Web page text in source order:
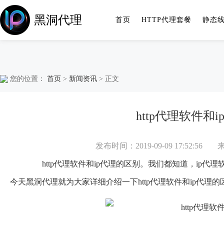
黑洞代理 首页 HTTP代理套餐 静态
您的位置： 首页 > 新闻资讯 > 正文
http代理软件和
发布时间：2019-09-09 17:52:56
http代理软件和ip代理的区别。我们都知道，ip代理
今天黑洞代理就为大家详细介绍一下http代理软件和ip代理的